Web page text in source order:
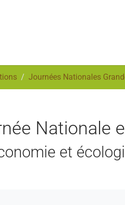
Journées Nationales
Nationale
et